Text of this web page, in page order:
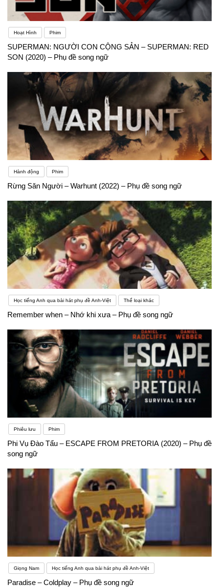
Hoạt Hình Phim
SUPERMAN: NGƯỜI CON CỘNG SẢN – SUPERMAN: RED
SON (2020) – Phụ đề song ngữ
Hành động Phim
Rừng Săn Người – Warhunt (2022) – Phụ đề song ngữ
Học tiếng Anh qua bài hát phụ đề Anh-Việt Thể loại khác
Remember when – Nhớ khi xưa – Phụ đề song ngữ
Phiêu lưu Phim
Phi Vụ Đào Tẩu – ESCAPE FROM PRETORIA (2020) – Phụ đề
song ngữ
Giọng Nam Học tiếng Anh qua bài hát phụ đề Anh-Việt
Paradise – Coldplay – Phụ đề song ngữ